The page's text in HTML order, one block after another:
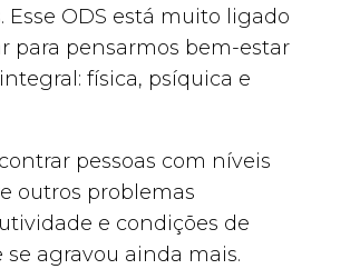
ODS está muito ligado
para pensarmos bem-estar
física, psíquica e
pessoas com níveis
outros problemas
e condições de
se agravou ainda mais.